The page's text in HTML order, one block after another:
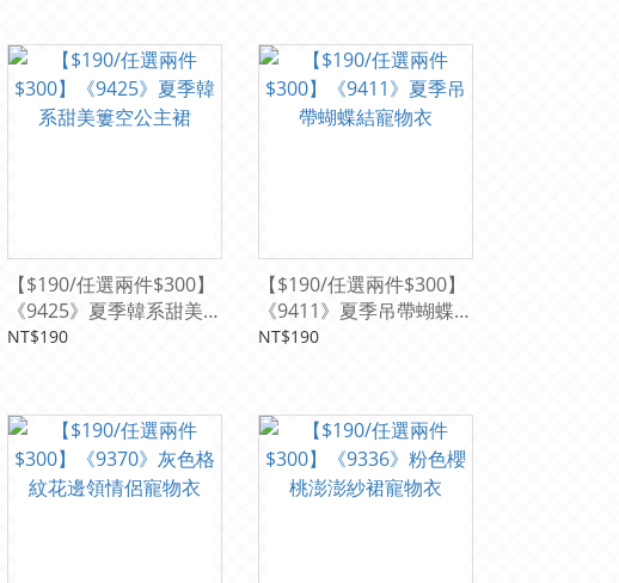
【$190/任選兩件$300】
《9425》夏季韓系甜美簍
空公主裙
NT$190
【$190/任選兩件$300】
《9411》夏季吊帶蝴蝶結
寵物衣
NT$190